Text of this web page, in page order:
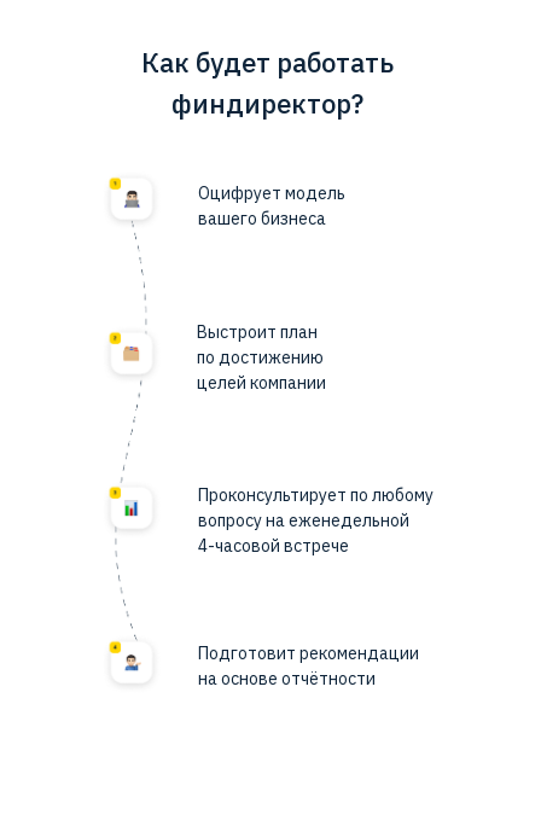
Оцифрует модель
вашего бизнеса
Как будет работать
финдиректор?
Подготовит рекомендации
на основе отчётности
Выстроит план
по достижению
целей компании
Проконсультирует по любому
вопросу на еженедельной
4-часовой встрече